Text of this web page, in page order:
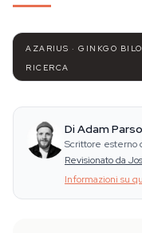
AZARIUS · GINKGO
RICERCA
Di Adam
Scrittore esterno
Revisionato da
Informazioni su